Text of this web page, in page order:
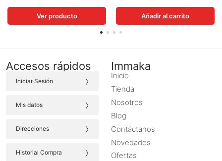
Ver producto Añadir al carrito
Accesos rápidos
Iniciar Sesión ›
Mis datos ›
Direcciones ›
Historial Compra ›
Immaka
Inicio
Tienda
Nosotros
Blog
Contáctanos
Novedades
Ofertas